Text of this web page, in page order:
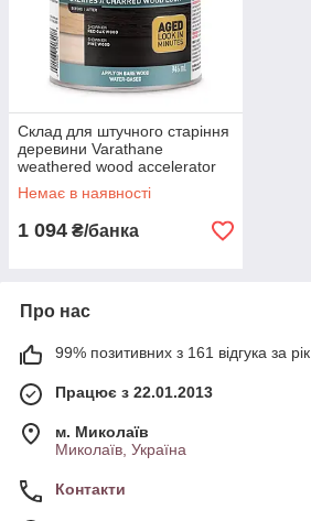
Склад для штучного старіння
деревини Varathane
weathered wood accelerator
0.946 л
Немає в наявності
1 094 ₴/банка
Про нас
99% позитивних з 161 відгука за рік
Працює з 22.01.2013
м. Миколаїв
Миколаїв, Україна
Контакти